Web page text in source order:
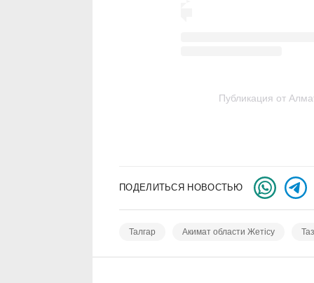
Публикация от
ПОДЕЛИТЬСЯ НОВОСТЬЮ
Талгар Акимат области Жетісу